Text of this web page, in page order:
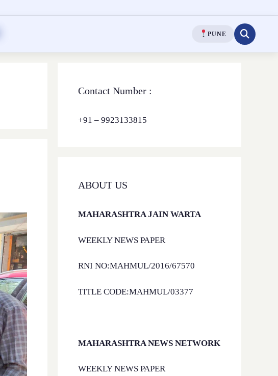
PUNE
Contact Number :
+91 – 9923133815
ABOUT US
MAHARASHTRA JAIN WARTA
WEEKLY NEWS PAPER
RNI NO:MAHMUL/2016/67570
TITLE CODE:MAHMUL/03377
MAHARASHTRA NEWS NETWORK
WEEKLY NEWS PAPER